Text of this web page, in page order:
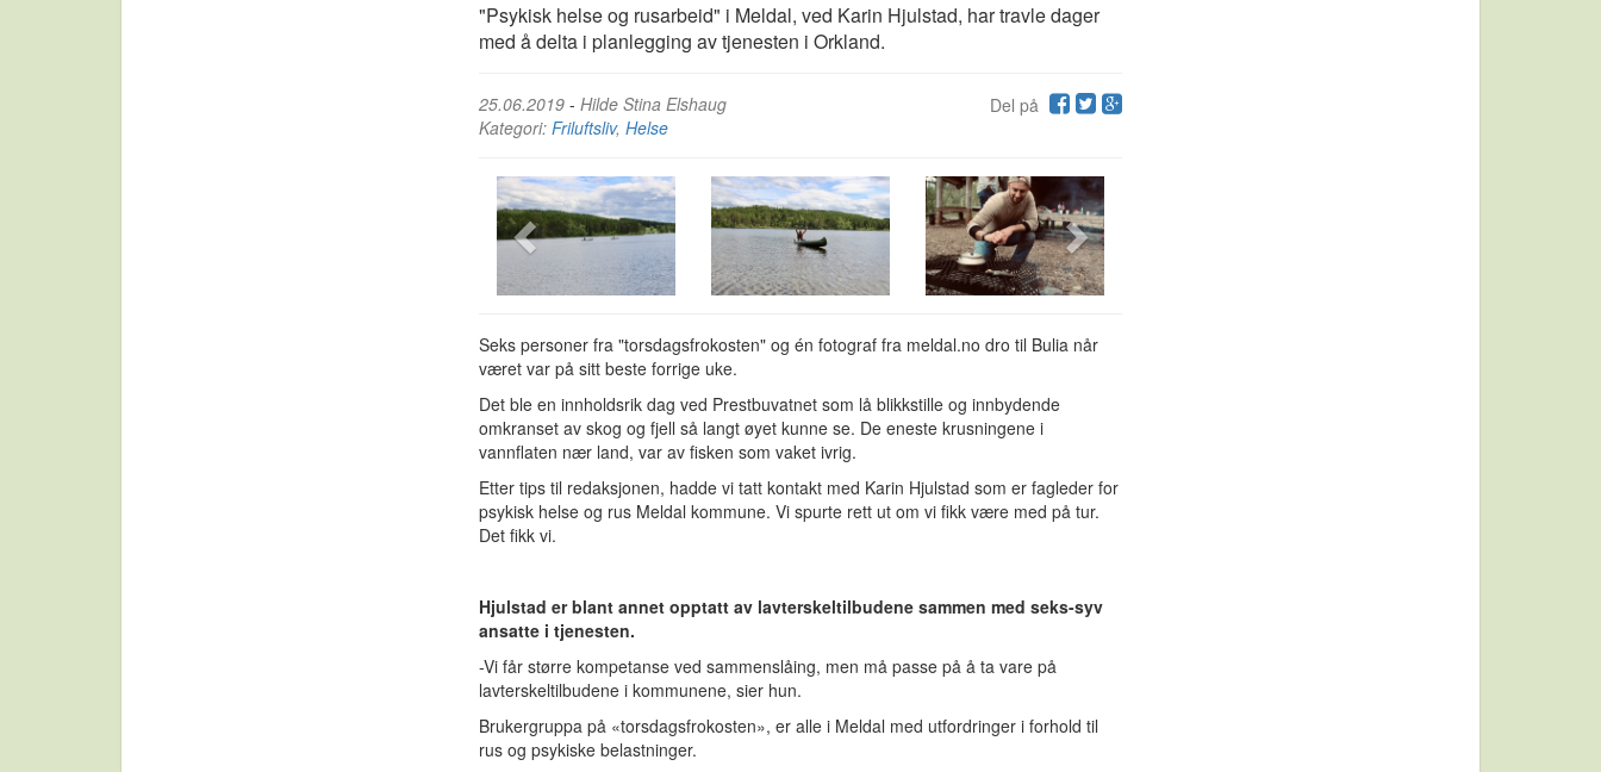
"Psykisk helse og rusarbeid" i Meldal, ved Karin Hjulstad, har travle dager
med å delta i planlegging av tjenesten i Orkland.
Del på
25.06.2019 - Hilde Stina Elshaug
Kategori: Friluftsliv, Helse
Seks personer fra "torsdagsfrokosten" og én fotograf fra meldal.no dro til Bulia når
været var på sitt beste forrige uke.
Det ble en innholdsrik dag ved Prestbuvatnet som lå blikkstille og innbydende
omkranset av skog og fjell så langt øyet kunne se. De eneste krusningene i
vannflaten nær land, var av fisken som vaket ivrig.
Etter tips til redaksjonen, hadde vi tatt kontakt med Karin Hjulstad som er fagleder for
psykisk helse og rus Meldal kommune. Vi spurte rett ut om vi fikk være med på tur.
Det fikk vi.
Hjulstad er blant annet opptatt av lavterskeltilbudene sammen med seks-syv
ansatte i tjenesten.
-Vi får større kompetanse ved sammenslåing, men må passe på å ta vare på
lavterskeltilbudene i kommunene, sier hun.
Brukergruppa på «torsdagsfrokosten», er alle i Meldal med utfordringer i forhold til
rus og psykiske belastninger.